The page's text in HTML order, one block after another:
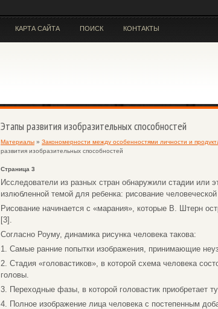
КАРТА САЙТА ПОИСК КОНТАКТЫ
Этапы развития изобразительных способностей
Материалы » Закономерности между особенностями личности и
развития изобразительных способностей
Страница 3
Исследователи из разных стран обнаружили стадии или
излюбленной темой для ребенка: рисование
Рисование начинается с «марания», которые В. Штерн
[3].
Согласно Роуму, динамика рисунка человека такова:
1. Самые ранние попытки изображения, принимающие
2. Стадия «головастиков», в которой схема человека
головы.
3. Переходные фазы, в которой головастик приобретает
4. Полное изображение лица человека с постепенным